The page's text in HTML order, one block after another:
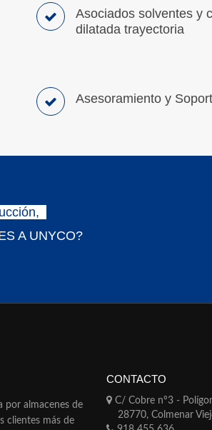
Asociados solventes y
dilatada trayectoria
Asesoramiento y
A UNYCO?
por almacenes de
clientes más de
CONTACTO
C/ Cobre nº3 -
28770, Colmenar